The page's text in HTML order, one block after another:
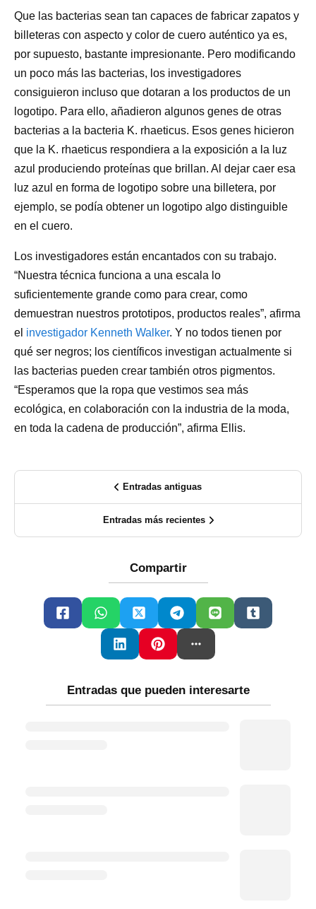
Que las bacterias sean tan capaces de fabricar zapatos y
billeteras con aspecto y color de cuero auténtico ya es,
por supuesto, bastante impresionante. Pero modificando
un poco más las bacterias, los investigadores
consiguieron incluso que dotaran a los productos de un
logotipo. Para ello, añadieron algunos genes de otras
bacterias a la bacteria K. rhaeticus. Esos genes hicieron
que la K. rhaeticus respondiera a la exposición a la luz
azul produciendo proteínas que brillan. Al dejar caer esa
luz azul en forma de logotipo sobre una billetera, por
ejemplo, se podía obtener un logotipo algo distinguible
en el cuero.
Los investigadores están encantados con su trabajo.
“Nuestra técnica funciona a una escala lo
suficientemente grande como para crear, como
demuestran nuestros prototipos, productos reales”, afirma
el investigador Kenneth Walker. Y no todos tienen por
qué ser negros; los científicos investigan actualmente si
las bacterias pueden crear también otros pigmentos.
“Esperamos que la ropa que vestimos sea más
ecológica, en colaboración con la industria de la moda,
en toda la cadena de producción”, afirma Ellis.
Entradas antiguas
Entradas más recientes
Compartir
Entradas que pueden interesarte